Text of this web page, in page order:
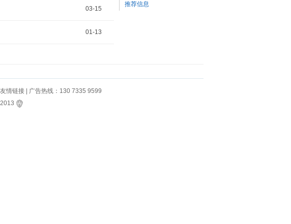
推荐信息
03-15
01-13
友情链接| 广告热线：130 7335 9599